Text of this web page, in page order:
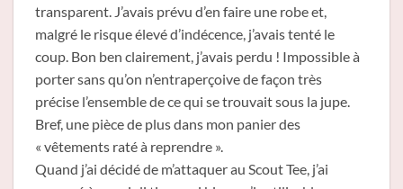
transparent. J’avais prévu d’en faire une robe et,
malgré le risque élevé d’indécence, j’avais tenté le
coup. Bon ben clairement, j’avais perdu ! Impossible à
porter sans qu’on n’entraperçoive de façon très
précise l’ensemble de ce qui se trouvait sous la jupe.
Bref, une pièce de plus dans mon panier des
« vêtements raté à reprendre ».
Quand j’ai décidé de m’attaquer au Scout Tee, j’ai